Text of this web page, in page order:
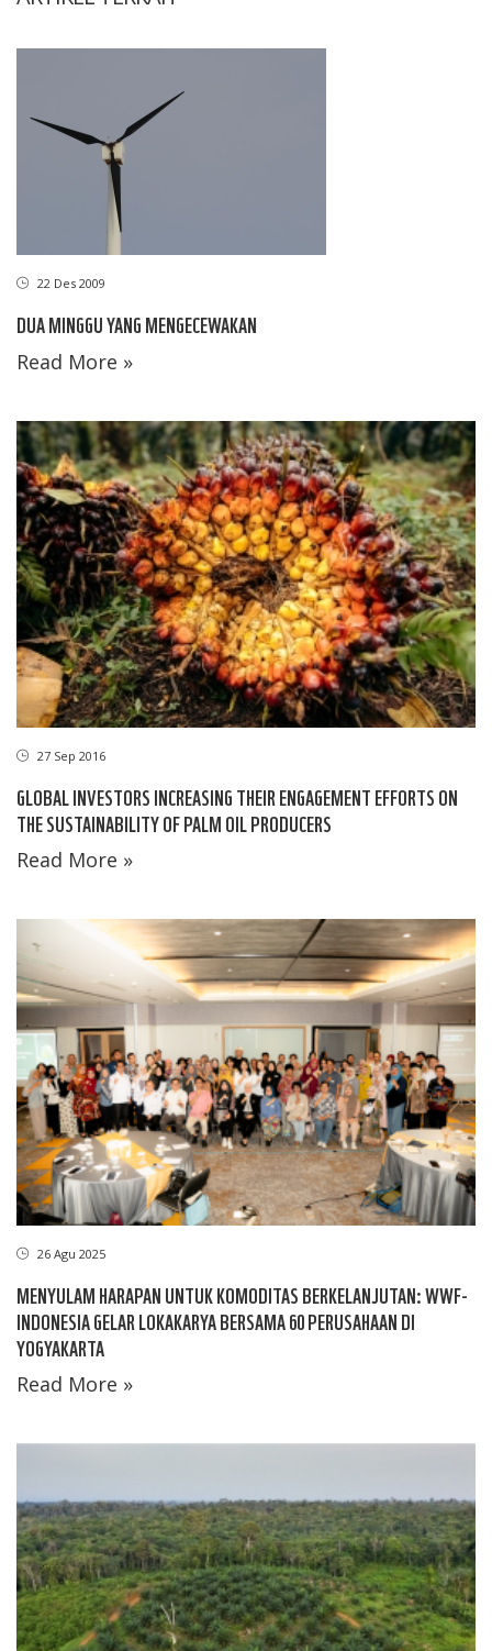
22 Des 2009
DUA MINGGU YANG MENGECEWAKAN
Read More »
27 Sep 2016
GLOBAL INVESTORS INCREASING THEIR ENGAGEMENT EFFORTS ON
THE SUSTAINABILITY OF PALM OIL PRODUCERS
Read More »
26 Agu 2025
MENYULAM HARAPAN UNTUK KOMODITAS BERKELANJUTAN: WWF-
INDONESIA GELAR LOKAKARYA BERSAMA 60 PERUSAHAAN DI
YOGYAKARTA
Read More »